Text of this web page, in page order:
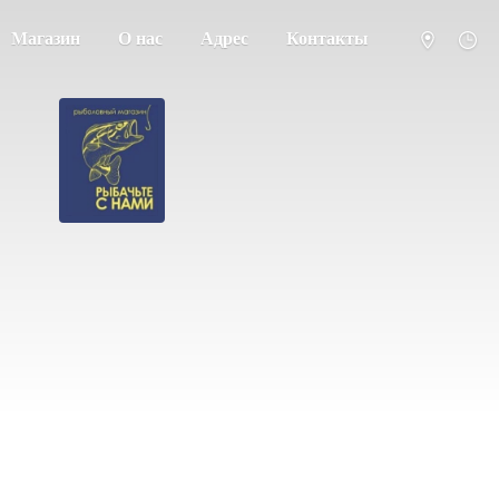
Магазин О нас Адрес Контакты